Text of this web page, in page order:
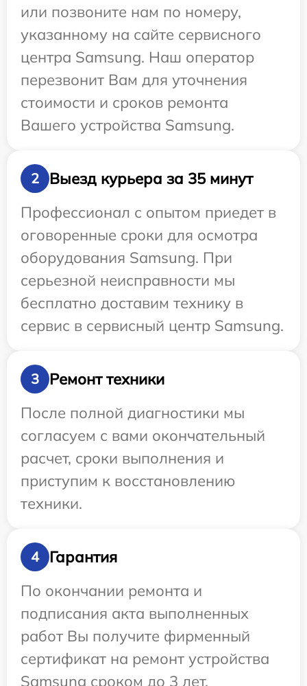
или позвоните нам по номеру,
указанному на сайте сервисного
центра Samsung. Наш оператор
перезвонит Вам для уточнения
стоимости и сроков ремонта
Вашего устройства Samsung.
2
Выезд курьера за 35 минут
Профессионал с опытом приедет в
оговоренные сроки для осмотра
оборудования Samsung. При
серьезной неисправности мы
бесплатно доставим технику в
сервис в сервисный центр Samsung.
3
Ремонт техники
После полной диагностики мы
согласуем с вами окончательный
расчет, сроки выполнения и
приступим к восстановлению
техники.
4
Гарантия
По окончании ремонта и
подписания акта выполненных
работ Вы получите фирменный
сертификат на ремонт устройства
Samsung сроком до 3 лет.